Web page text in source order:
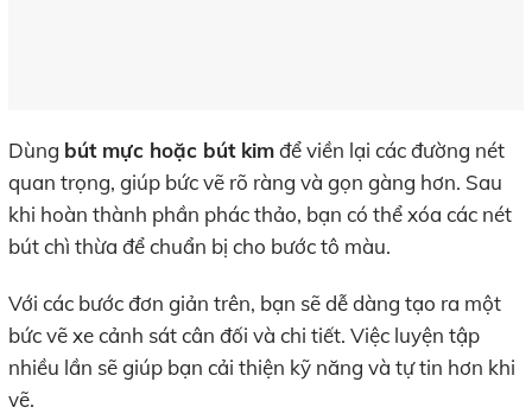
Dùng bút mực hoặc bút kimđể viền lại các đường nét
quan trọng, giúp bức vẽ rõ ràng và gọn gàng hơn. Sau
khi hoàn thành phần phác thảo, bạn có thể xóa các nét
bút chì thừa để chuẩn bị cho bước tô màu.
Với các bước đơn giản trên, bạn sẽ dễ dàng tạo ra một
bức vẽ xe cảnh sát cân đối và chi tiết. Việc luyện tập
nhiều lần sẽ giúp bạn cải thiện kỹ năng và tự tin hơn khi
vẽ.